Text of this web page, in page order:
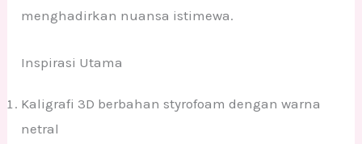
menghadirkan nuansa istimewa.
Inspirasi Utama
Kaligrafi 3D berbahan styrofoam dengan warna
netral